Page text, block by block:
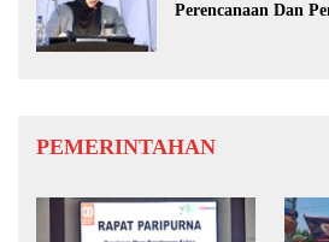
Perencanaan Dan
PEMERINTAHAN